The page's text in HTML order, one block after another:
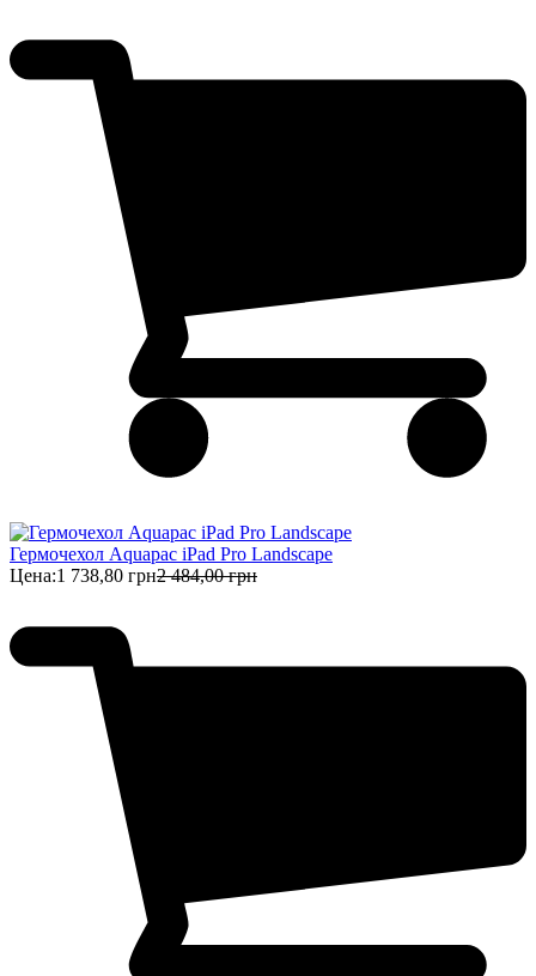
Гермочехол Aquapac iPad Pro Landscape
Цена:1 738,80 грн2 484,00 грн